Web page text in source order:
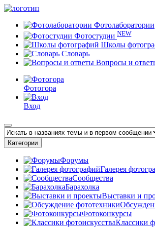
Фотолаборатории
Фотостудии NEW
Школы
Словарь
Вопросы и
Фотогора
Вход
Категории
Форумы
Галерея
Сообщества
Барахолка
Выставки и
Фотоконкурсы
Классики